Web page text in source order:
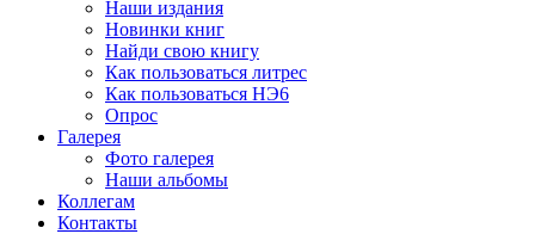
Наши издания
Новинки книг
Найди свою книгу
Как пользоваться литрес
Как пользоваться НЭ6
Опрос
Галерея
Фото галерея
Наши альбомы
Коллегам
Контакты